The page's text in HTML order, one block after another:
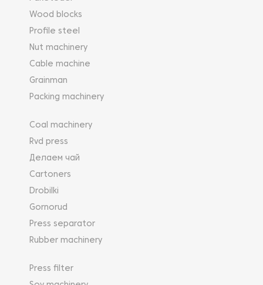
Wood blocks
Profile steel
Nut machinery
Cable machine
Grainman
Packing machinery
Coal machinery
Rvd press
Делаем чай
Cartoners
Drobilki
Gornorud
Press separator
Rubber machinery
Press filter